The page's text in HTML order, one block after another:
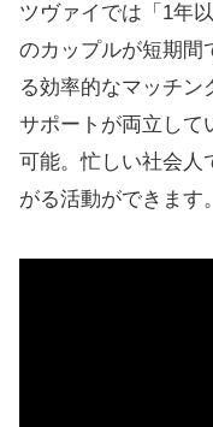
ツヴァイでは「1年
のカップルが短期間
る効率的なマッチン
サポートが両立して
可能。忙しい社会人
がる活動ができます。